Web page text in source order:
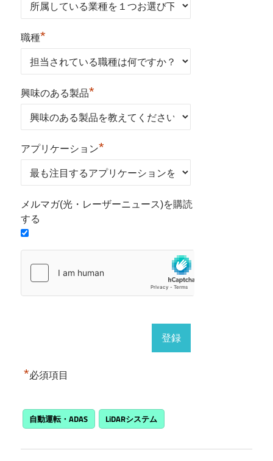
職種*
興味のある製品*
アプリケーション*
メルマガ(光・レーザーニュース)を購読
する
*必須項目
自動運転・ADAS LiDARシステム